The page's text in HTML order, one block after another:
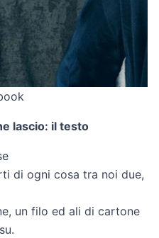
lascio: il testo
di ogni cosa tra noi due,
un filo ed ali di cartone